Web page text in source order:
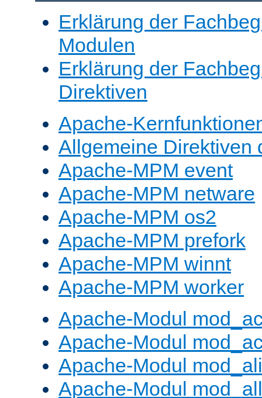
Erklärung der
Modulen
Erklärung der
Direktiven
Apache-
Allgemeine Direktiven
Apache-MPM event
Apache-MPM netware
Apache-MPM os2
Apache-MPM prefork
Apache-MPM winnt
Apache-MPM worker
Apache-Modul
Apache-Modul
Apache-Modul
Apache-Modul